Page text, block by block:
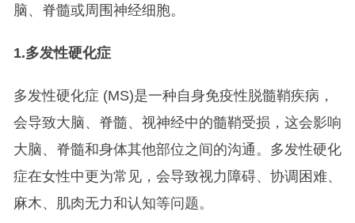
脑、脊髓或周围神经细胞。
1.多发性硬化症
多发性硬化症 (MS)是一种自身免疫性脱髓鞘疾病，
会导致大脑、脊髓、视神经中的髓鞘受损，这会影响
大脑、脊髓和身体其他部位之间的沟通。多发性硬化
症在女性中更为常见，会导致视力障碍、协调困难、
麻木、肌肉无力和认知等问题。